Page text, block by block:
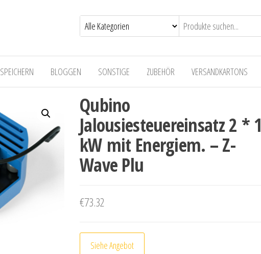
SPEICHERN BLOGGEN SONSTIGE ZUBEHÖR VERSANDKARTONS
Qubino
Jalousiesteuereinsatz 2 * 1
kW mit Energiem. – Z-
Wave Plu
€73.32
Siehe Angebot